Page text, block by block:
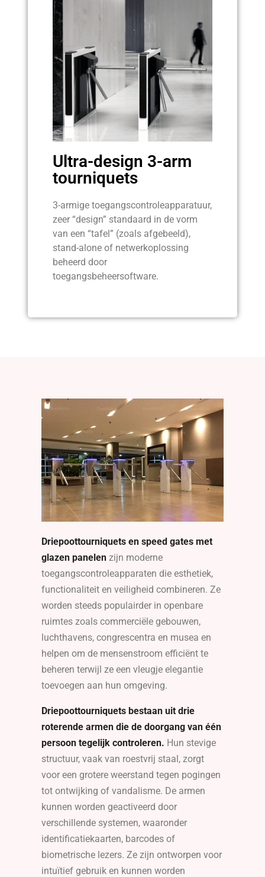
Ultra-design 3-arm
tourniquets
3-armige toegangscontroleapparatuur,
zeer “design” standaard in de vorm
van een “tafel” (zoals afgebeeld),
stand-alone of netwerkoplossing
beheerd door
toegangsbeheersoftware.
Driepoottourniquets en speed gates met
glazen panelen zijn moderne
toegangscontroleapparaten die esthetiek,
functionaliteit en veiligheid combineren. Ze
worden steeds populairder in openbare
ruimtes zoals commerciële gebouwen,
luchthavens, congrescentra en musea en
helpen om de mensenstroom efficiënt te
beheren terwijl ze een vleugje elegantie
toevoegen aan hun omgeving.
Driepoottourniquets bestaan uit drie
roterende armen die de doorgang van één
persoon tegelijk controleren. Hun stevige
structuur, vaak van roestvrij staal, zorgt
voor een grotere weerstand tegen pogingen
tot ontwijking of vandalisme. De armen
kunnen worden geactiveerd door
verschillende systemen, waaronder
identificatiekaarten, barcodes of
biometrische lezers. Ze zijn ontworpen voor
intuïtief gebruik en kunnen worden